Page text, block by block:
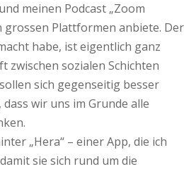
meinen Podcast „Zoom
grossen Plattformen anbiete. Der
habe, ist eigentlich ganz
zwischen sozialen Schichten
sich gegenseitig besser
wir uns im Grunde alle
„Hera“ – einer App, die ich
sie sich rund um die